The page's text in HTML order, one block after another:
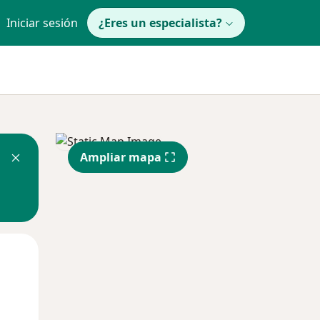
Iniciar sesión ¿Eres un especialista?
Ampliar mapa